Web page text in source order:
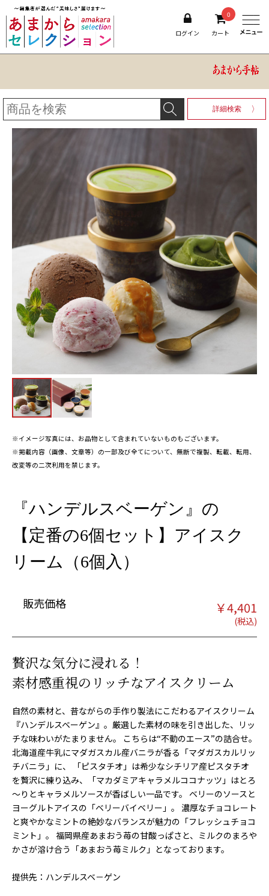
ログイン
0
カート
詳細検索
※イメージ写真には、お品物として含まれていないものもございます。
※掲載内容（画像、文章等）の一部及び全てについて、無断で複製、転載、転用、
改変等の二次利用を禁じます。
『ハンデルスベーゲン』の
【定番の6個セット】アイスク
リーム（6個入）
販売価格 ￥4,401
贅沢な気分に浸れる！
素材感重視のリッチなアイスクリーム
自然の素材と、昔ながらの手作り製法にこだわるアイスクリーム
『ハンデルスベーゲン』。厳選した素材の味を引き出した、リッ
チな味わいがたまりません。 こちらは“不動のエース”の詰合せ。
北海道産牛乳にマダガスカル産バニラが香る「マダガスカルリッ
チバニラ」に、 「ピスタチオ」は希少なシチリア産ピスタチオ
を贅沢に練り込み、「マカダミアキャラメルココナッツ」はとろ
～りとキャラメルソースが香ばしい一品です。 ベリーのソースと
ヨーグルトアイスの「ベリーバイベリー」。 濃厚なチョコレート
と爽やかなミントの絶妙なバランスが魅力の「フレッシュチョコ
ミント」。 福岡県産あまおう苺の甘酸っぱさと、ミルクのまろや
かさが溶け合う「あまおう苺ミルク」となっております。
提供先：ハンデルスベ－ゲン